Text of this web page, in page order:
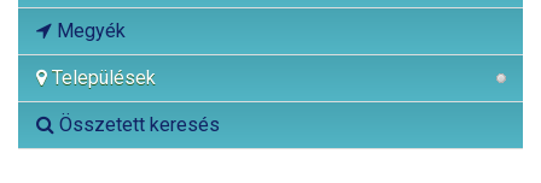
Megyék
Települések
Összetett keresés